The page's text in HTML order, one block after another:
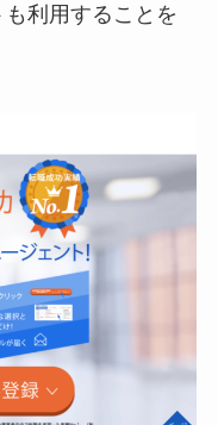
利用することを